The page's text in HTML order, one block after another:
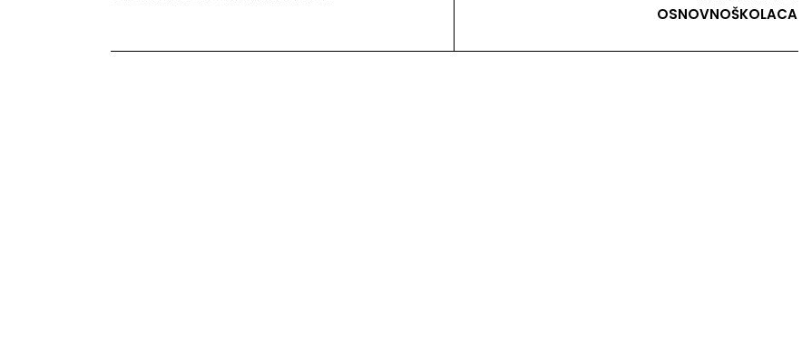
OSNOVNOŠKOLACA